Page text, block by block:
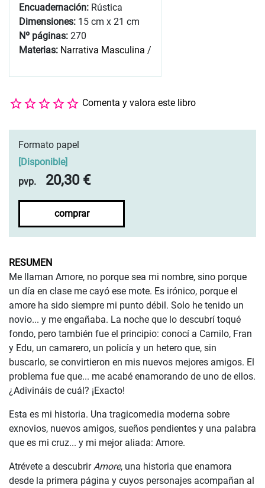
Encuadernación: Rústica
Dimensiones: 15 cm x 21 cm
Nº páginas: 270
Materias: Narrativa Masculina /
Comenta y valora este libro
Formato papel
[Disponible]
pvp.
20,30 €
comprar
RESUMEN
Me llaman Amore, no porque sea mi nombre, sino porque
un día en clase me cayó ese mote. Es irónico, porque el
amore ha sido siempre mi punto débil. Solo he tenido un
novio... y me engañaba. La noche que lo descubrí toqué
fondo, pero también fue el principio: conocí a Camilo, Fran
y Edu, un camarero, un policía y un hetero que, sin
buscarlo, se convirtieron en mis nuevos mejores amigos. El
problema fue que... me acabé enamorando de uno de ellos.
¿Adivináis de cuál? ¡Exacto!
Esta es mi historia. Una tragicomedia moderna sobre
exnovios, nuevos amigos, sueños pendientes y una palabra
que es mi cruz... y mi mejor aliada: Amore.
Atrévete a descubrirAmore, una historia que enamora
desde la primera página y cuyos personajes acompañan al